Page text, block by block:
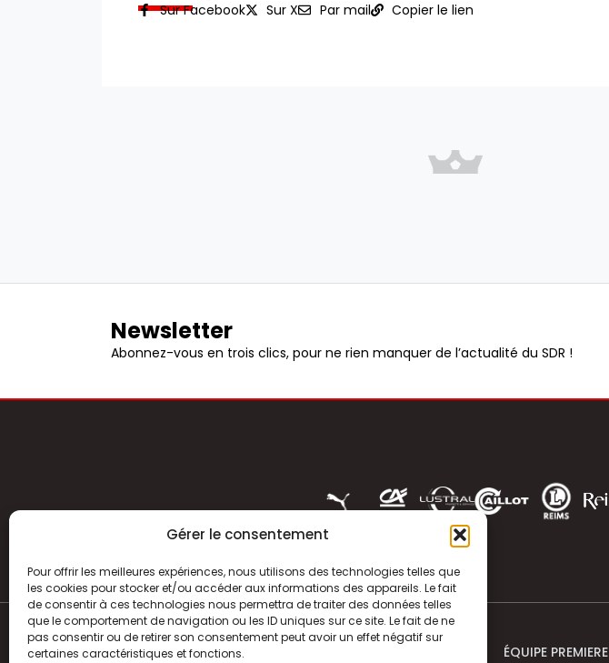
Gérer le consentement
Pour offrir les meilleures expériences, nous utilisons des technologies telles que
les cookies pour stocker et/ou accéder aux informations des appareils. Le fait
de consentir à ces technologies nous permettra de traiter des données telles
que le comportement de navigation ou les ID uniques sur ce site. Le fait de ne
pas consentir ou de retirer son consentement peut avoir un effet négatif sur
certaines caractéristiques et fonctions.
Sur Facebook Sur X Par mail Copier le lien
Newsletter
Abonnez-vous en trois clics, pour ne rien manquer de l’actualité du SDR !
ÉQUIPE PREMIERE